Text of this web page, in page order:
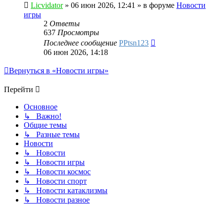
Licvidator» 06 июн 2026, 12:41 » в форуме Новости
игры
2 Ответы
637 Просмотры
Последнее сообщение PPtsn123
06 июн 2026, 14:18
Вернуться в «Новости игры»
Перейти
Основное
↳ Важно!
Общие темы
↳ Разные темы
Новости
↳ Новости
↳ Новости игры
↳ Новости космос
↳ Новости спорт
↳ Новости катаклизмы
↳ Новости разное